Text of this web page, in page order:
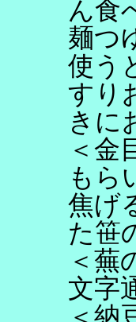
ん食
麺つ
使う
すり
きに
＜金
もら
焦げ
た笹
＜蕪
文字